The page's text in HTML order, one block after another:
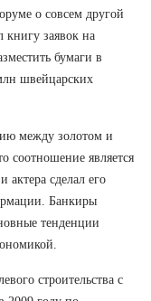
о совсем другой
книгу заявок на
бумаги в
швейцарских
между золотом и
соотношение является
сделал его
Банкиры
тенденции
строительства с